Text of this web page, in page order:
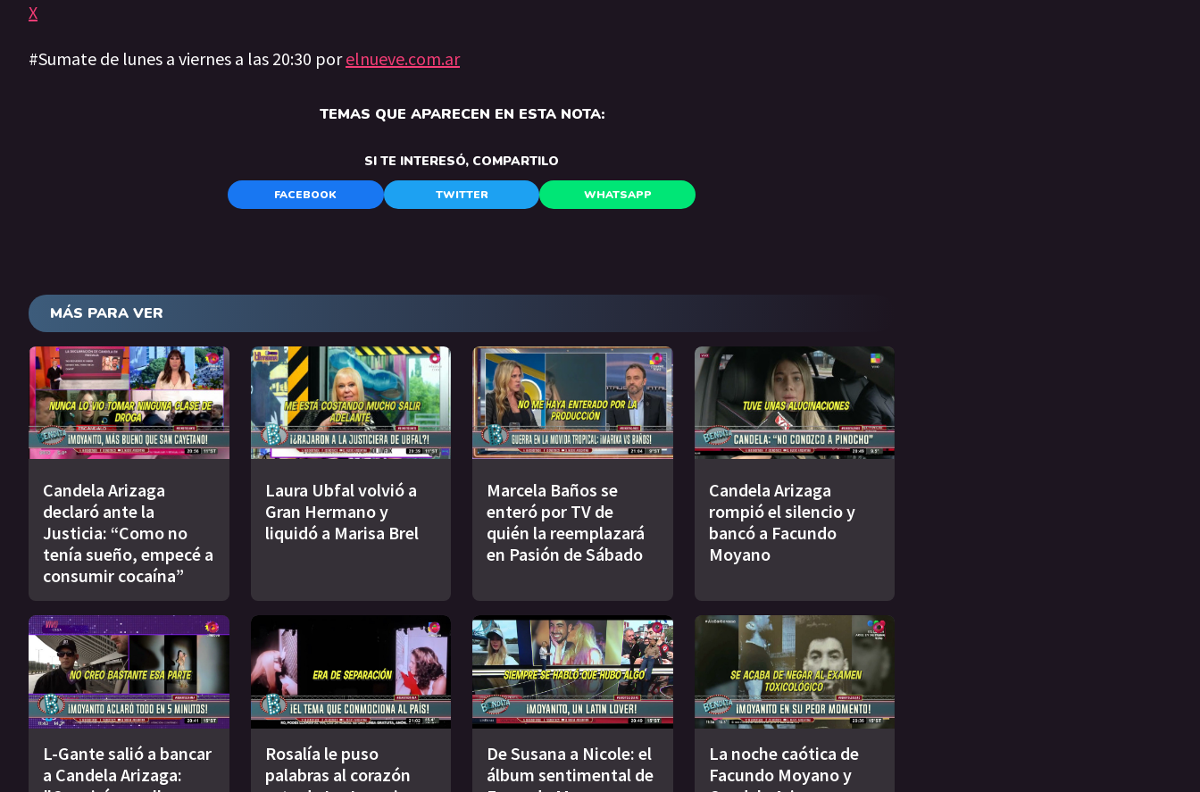
X
#Sumate de lunes a viernes a las 20:30 porelnueve.com.ar
TEMAS QUE APARECEN EN ESTA NOTA:
SI TE INTERESÓ, COMPARTILO
FACEBOOK TWITTER WHATSAPP
MÁS PARA VER
Candela Arizaga
declaró ante la
Justicia: “Como no
tenía sueño, empecé a
consumir cocaína”
Laura Ubfal volvió a
Gran Hermano y
liquidó a Marisa Brel
Marcela Baños se
enteró por TV de
quién la reemplazará
en Pasión de Sábado
Candela Arizaga
rompió el silencio y
bancó a Facundo
Moyano
L-Gante salió a bancar
a Candela Arizaga:
Rosalía le puso
palabras al corazón
De Susana a Nicole: el
álbum sentimental de
La noche caótica de
Facundo Moyano y